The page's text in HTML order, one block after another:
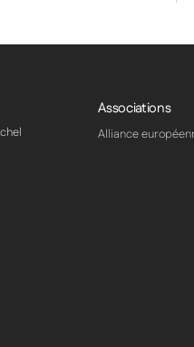
Associations
Alliance